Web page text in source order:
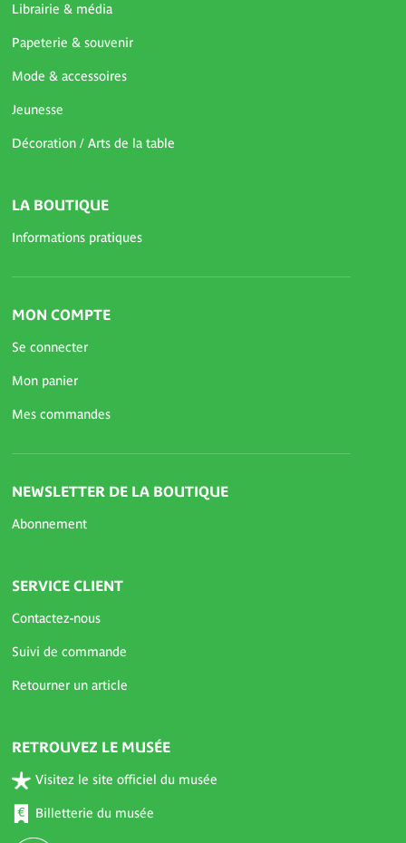
Librairie & média
Papeterie & souvenir
Mode & accessoires
Jeunesse
Décoration / Arts de la table
LA BOUTIQUE
Informations pratiques
MON COMPTE
Se connecter
Mon panier
Mes commandes
NEWSLETTER DE LA BOUTIQUE
Abonnement
SERVICE CLIENT
Contactez-nous
Suivi de commande
Retourner un article
RETROUVEZ LE MUSÉE
Visitez le site officiel du musée
Billetterie du musée